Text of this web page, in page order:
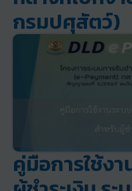
กรมปศุสัตว์)
คู่มือการใช้ง